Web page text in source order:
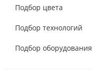
Подбор цвета
Подбор технологий
Подбор оборудования